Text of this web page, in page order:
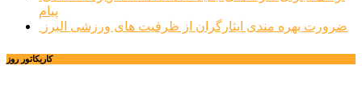
پیام
ضرورت بهره مندی ایثارگران از ظرفیت های ورزشی البرز
کاریکاتور روز